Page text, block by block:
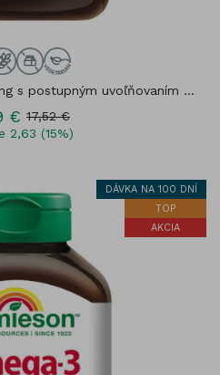
s postupným uvoľňovaním ...
€ 17,52 €
2,63 (15%)
DÁVKA NA 100 DNÍ
TOP
AKCIA